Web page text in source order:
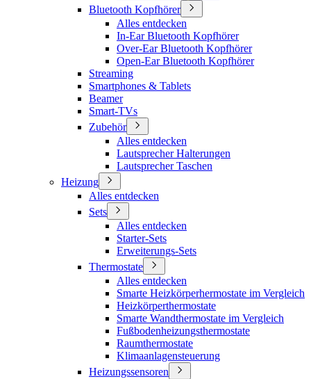
Bluetooth Kopfhörer
Alles entdecken
In-Ear Bluetooth Kopfhörer
Over-Ear Bluetooth Kopfhörer
Open-Ear Bluetooth Kopfhörer
Streaming
Smartphones & Tablets
Beamer
Smart-TVs
Zubehör
Alles entdecken
Lautsprecher Halterungen
Lautsprecher Taschen
Heizung
Alles entdecken
Sets
Alles entdecken
Starter-Sets
Erweiterungs-Sets
Thermostate
Alles entdecken
Smarte Heizkörperhermostate im Vergleich
Heizkörperthermostate
Smarte Wandthermostate im Vergleich
Fußbodenheizungsthermostate
Raumthermostate
Klimaanlagensteuerung
Heizungssensoren